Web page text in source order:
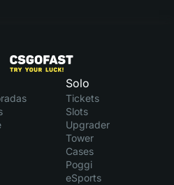
Solo
Tickets
Slots
Upgrader
Tower
Cases
Poggi
eSports